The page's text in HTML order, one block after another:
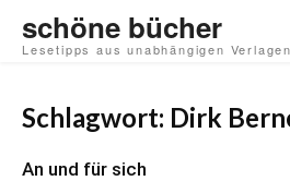
schöne bücher
Lesetipps aus unabhängigen Verlagen
Schlagwort: Dirk
An und für sich